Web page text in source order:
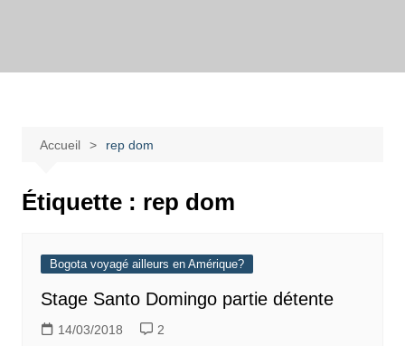
Accueil rep dom
Étiquette : rep dom
Bogota voyagé ailleurs en Amérique?
Stage Santo Domingo partie détente
14/03/2018 2